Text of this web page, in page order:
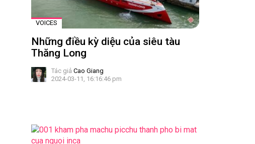
VOICES
Những điều kỳ diệu của siêu tàu
Thăng Long
Tác giả Cao Giang
2024-03-11, 16:16:46 pm